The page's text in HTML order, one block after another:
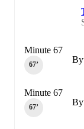
Minute 67
67‎’‎
Minute 67
67‎’‎